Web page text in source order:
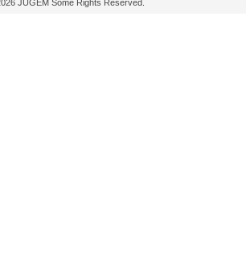
JUGEM Some Rights Reserved.